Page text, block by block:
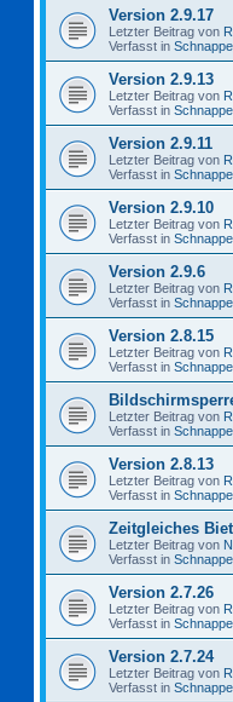
Version 2.9.17
Letzter Beitrag von
Verfasst in
Version 2.9.13
Letzter Beitrag von
Verfasst in
Version 2.9.11
Letzter Beitrag von
Verfasst in
Version 2.9.10
Letzter Beitrag von
Verfasst in
Version 2.9.6
Letzter Beitrag von
Verfasst in
Version 2.8.15
Letzter Beitrag von
Verfasst in
Letzter Beitrag von
Verfasst in
Version 2.8.13
Letzter Beitrag von
Verfasst in
Zeitgleiches
Letzter Beitrag von
Verfasst in
Version 2.7.26
Letzter Beitrag von
Verfasst in
Version 2.7.24
Letzter Beitrag von
Verfasst in